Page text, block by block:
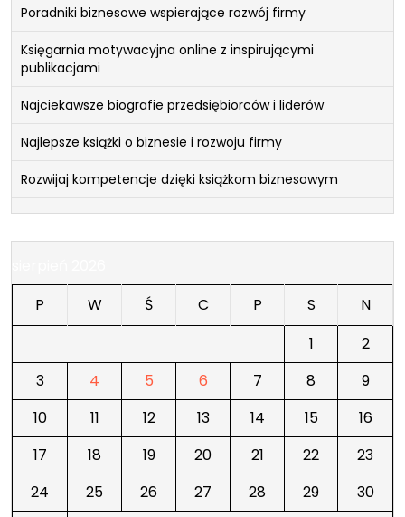
Poradniki biznesowe wspierające rozwój firmy
Księgarnia motywacyjna online z inspirującymi
publikacjami
Najciekawsze biografie przedsiębiorców i liderów
Najlepsze książki o biznesie i rozwoju firmy
Rozwijaj kompetencje dzięki książkom biznesowym
P
W Ś C P S
N
1
2
3
4 5 6 7 8
9
10
11 12 13 14 15
16
17
18 19 20 21 22
23
24
25 26 27 28 29
30